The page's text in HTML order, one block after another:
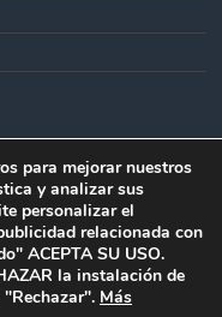
para mejorar nuestros
y analizar sus
personalizar el
relacionada con
ACEPTA SU USO.
la instalación de
Más